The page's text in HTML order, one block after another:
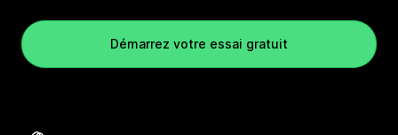
Démarrez votre essai gratuit